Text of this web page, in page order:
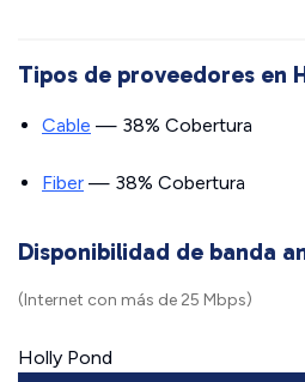
Tipos de proveedores en
Cable — 38% Cobertura
Fiber — 38% Cobertura
Disponibilidad de banda
(Internet con más de 25 Mbps)
Holly Pond